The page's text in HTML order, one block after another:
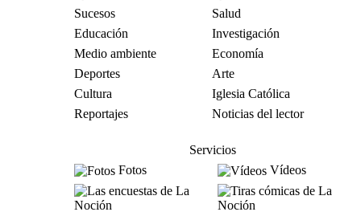
Sucesos
Salud
Educación
Investigación
Medio ambiente
Economía
Deportes
Arte
Cultura
Iglesia Católica
Reportajes
Noticias del lector
Servicios
Fotos
Vídeos